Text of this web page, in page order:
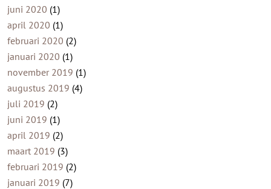
juni 2020 (1)
april 2020 (1)
februari 2020 (2)
januari 2020 (1)
november 2019 (1)
augustus 2019 (4)
juli 2019 (2)
juni 2019 (1)
april 2019 (2)
maart 2019 (3)
februari 2019 (2)
januari 2019 (7)